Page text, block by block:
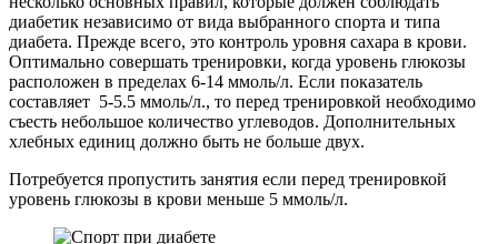
диабетик независимо от вида выбранного спорта и типа
диабета. Прежде всего, это контроль уровня сахара в крови.
Оптимально совершать тренировки, когда уровень глюкозы
расположен в пределах 6-14 ммоль/л. Если показатель
составляет 5-5.5 ммоль/л., то перед тренировкой необходимо
съесть небольшое количество углеводов. Дополнительных
хлебных единиц должно быть не больше двух.
Потребуется пропустить занятия если перед тренировкой
уровень глюкозы в крови меньше 5 ммоль/л.